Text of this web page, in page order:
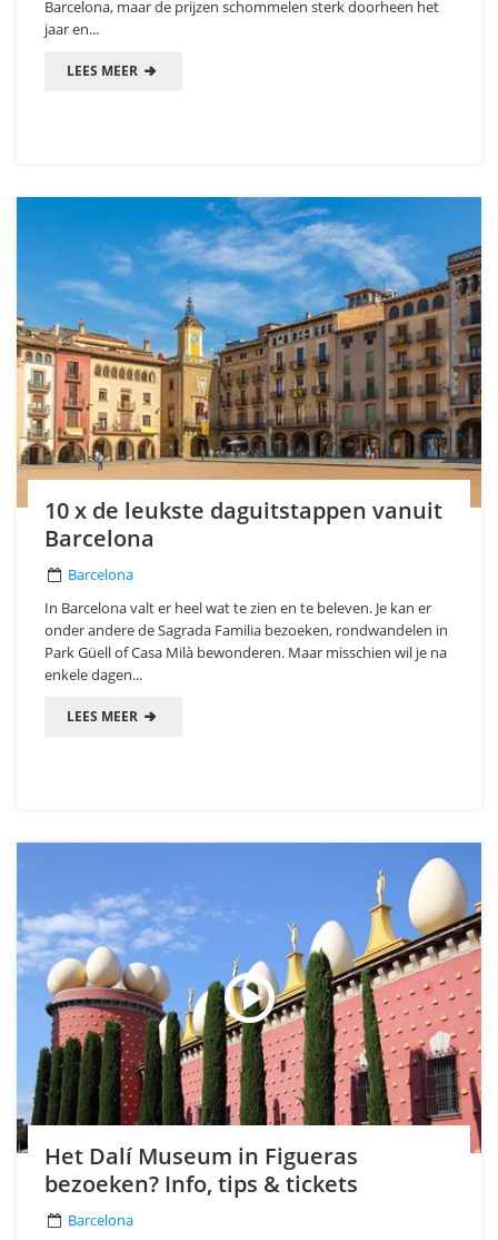
Barcelona, maar de prijzen schommelen sterk doorheen het
jaar en...
LEES MEER
10 x de leukste daguitstappen vanuit
Barcelona
Barcelona
In Barcelona valt er heel wat te zien en te beleven. Je kan er
onder andere de Sagrada Familia bezoeken, rondwandelen in
Park Güell of Casa Milà bewonderen. Maar misschien wil je na
enkele dagen...
LEES MEER
Het Dalí Museum in Figueras
bezoeken? Info, tips & tickets
Barcelona